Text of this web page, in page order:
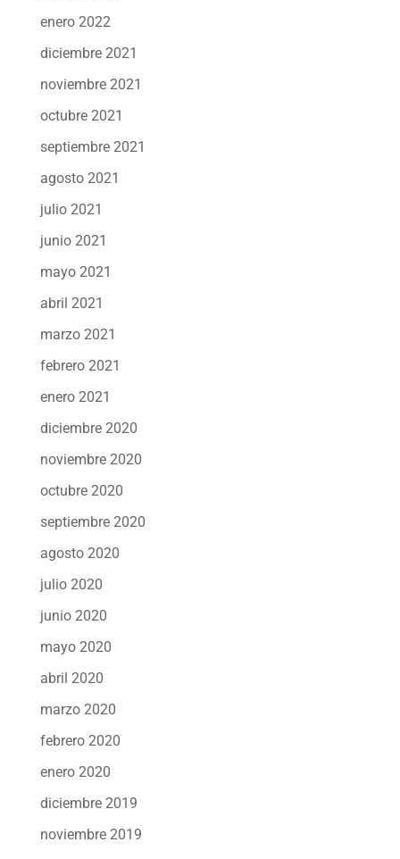
enero 2022
diciembre 2021
noviembre 2021
octubre 2021
septiembre 2021
agosto 2021
julio 2021
junio 2021
mayo 2021
abril 2021
marzo 2021
febrero 2021
enero 2021
diciembre 2020
noviembre 2020
octubre 2020
septiembre 2020
agosto 2020
julio 2020
junio 2020
mayo 2020
abril 2020
marzo 2020
febrero 2020
enero 2020
diciembre 2019
noviembre 2019